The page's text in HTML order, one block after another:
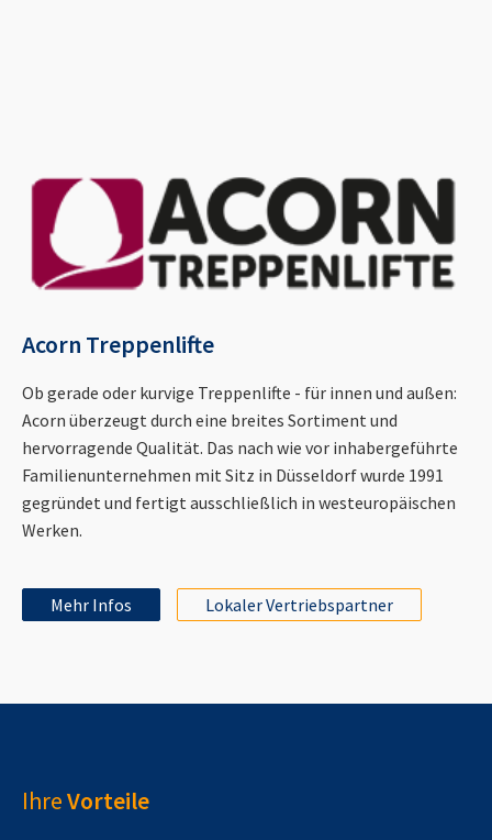
Acorn Treppenlifte
Ob gerade oder kurvige Treppenlifte - für innen und außen:
Acorn überzeugt durch eine breites Sortiment und
hervorragende Qualität. Das nach wie vor inhabergeführte
Familienunternehmen mit Sitz in Düsseldorf wurde 1991
gegründet und fertigt ausschließlich in westeuropäischen
Werken.
Mehr Infos Lokaler Vertriebspartner
IhreVorteile